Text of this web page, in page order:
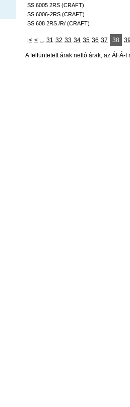
SS 6005 2RS (CRAFT)
SS 6006-2RS (CRAFT)
SS 608 2RS /R/ (CRAFT)
|< < ... 31 32 33 34 35 36 37 38
A feltüntetett árak nettó árak, az ÁFÁ-t